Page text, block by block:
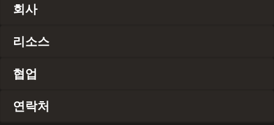
회사
리소스
협업
연락처